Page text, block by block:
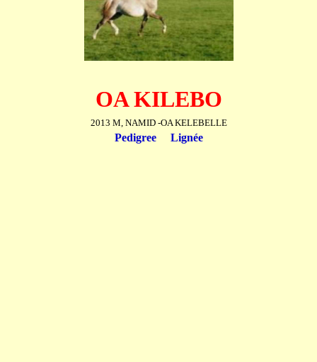
OA KILEBO
2013 M, NAMID -OA KELEBELLE
Pedigree Lignée